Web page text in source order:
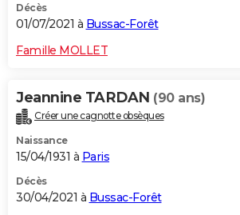
Décès
01/07/2021 à Bussac-Forêt
Famille MOLLET
Jeannine TARDAN (90 ans)
Créer une cagnotte obsèques
Naissance
15/04/1931 à Paris
Décès
30/04/2021 à Bussac-Forêt